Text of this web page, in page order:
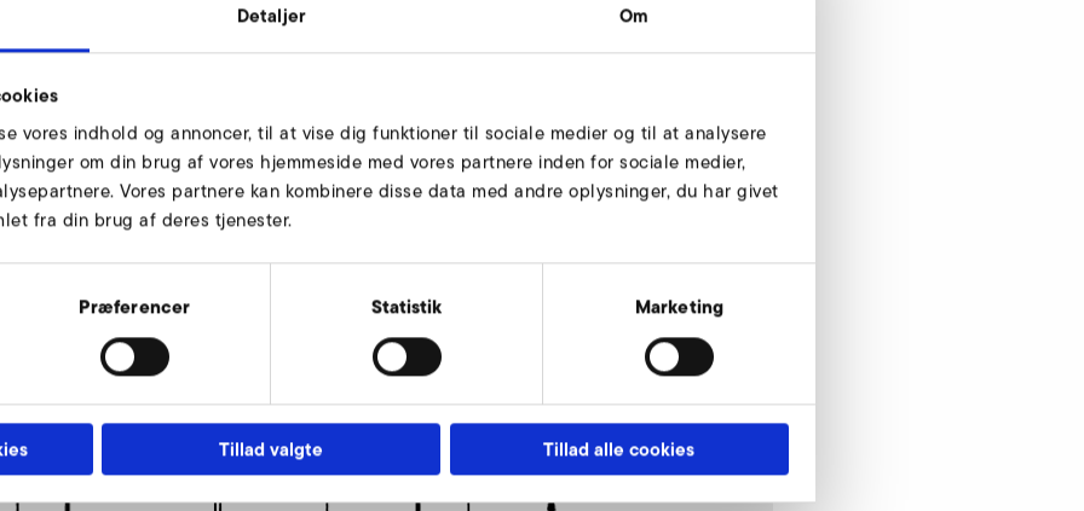
Detaljer Om
vores indhold og annoncer, til at vise dig funktioner til sociale medier og til at analysere
om din brug af vores hjemmeside med vores partnere inden for sociale medier,
Vores partnere kan kombinere disse data med andre oplysninger, du har givet
fra din brug af deres tjenester.
Præferencer Statistik Marketing
Tillad valgte Tillad alle cookies
Forespørg nu
side